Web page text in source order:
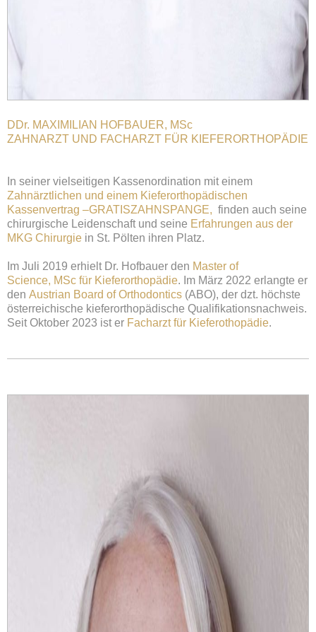
DDr. MAXIMILIAN HOFBAUER, MSc
ZAHNARZT UND FACHARZT FÜR KIEFERORTHOPÄDIE
In seiner vielseitigen Kassenordination mit einem
Zahnärztlichen und einem Kieferorthopädischen
Kassenvertrag –GRATISZAHNSPANGE, finden auch seine
chirurgische Leidenschaft und seine Erfahrungen aus der
MKG Chirurgie in St. Pölten ihren Platz.
Im Juli 2019 erhielt Dr. Hofbauer den Master of
Science, MSc für Kieferorthopädie. Im März 2022 erlangte er
den Austrian Board of Orthodontics (ABO), der dzt. höchste
österreichische kieferorthopädische Qualifikationsnachweis.
Seit Oktober 2023 ist er Facharzt für Kieferothopädie.